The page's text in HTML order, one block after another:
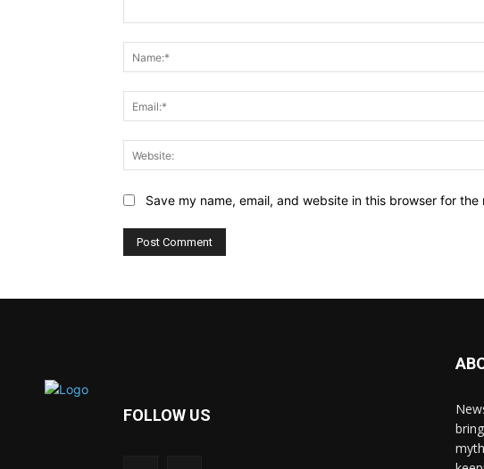
Save my name, email, and website in this browser for
FOLLOW US